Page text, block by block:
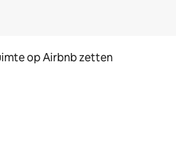
op Airbnb zetten